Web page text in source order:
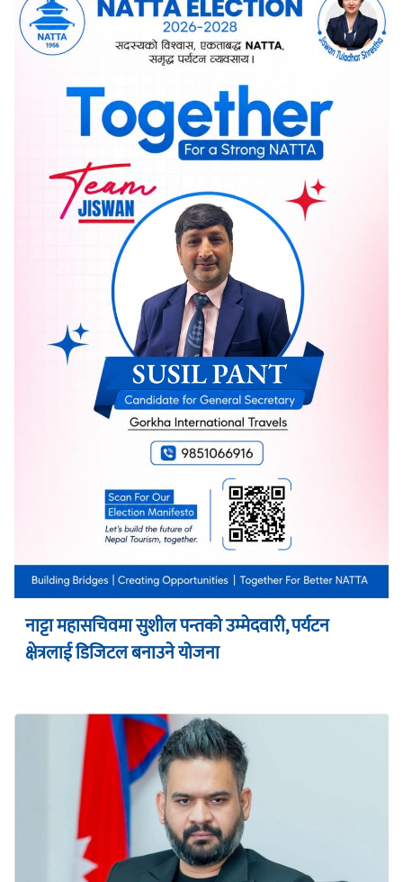
नाट्टा महासचिवमा सुशील पन्तको उम्मेदवारी, पर्यटन
क्षेत्रलाई डिजिटल बनाउने योजना